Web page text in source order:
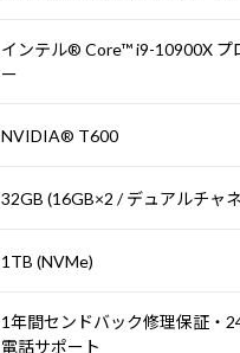
インテル® Core™ i9-10900X プ
ー
NVIDIA® T600
32GB (16GB×2 / デュアルチャ
1TB (NVMe)
1年間センドバック修理保証・
電話サポート